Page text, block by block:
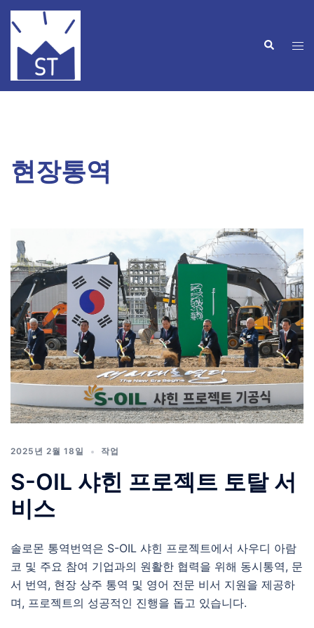
Skip
content
Search
현장통역
2025년 2월 18일 작업
S-OIL 샤힌 프로젝트 토탈 서
비스
솔로몬 통역번역은 S-OIL 샤힌 프로젝트에서 사우디 아람
코 및 주요 참여 기업과의 원활한 협력을 위해 동시통역, 문
서 번역, 현장 상주 통역 및 영어 전문 비서 지원을 제공하
며, 프로젝트의 성공적인 진행을 돕고 있습니다.